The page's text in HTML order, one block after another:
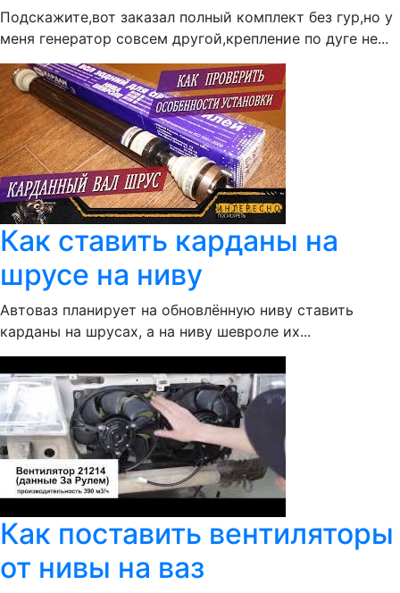
Подскажите,вот заказал полный комплект без гур,но у
меня генератор совсем другой,крепление по дуге не...
Как ставить карданы на
шрусе на ниву
Автоваз планирует на обновлённую ниву ставить
карданы на шрусах, а на ниву шевроле их...
Как поставить вентиляторы
от нивы на ваз